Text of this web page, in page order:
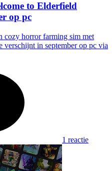
to Elderfield
op pc
cozy horror farming sim met
verschijnt in september op pc via
1 reactie